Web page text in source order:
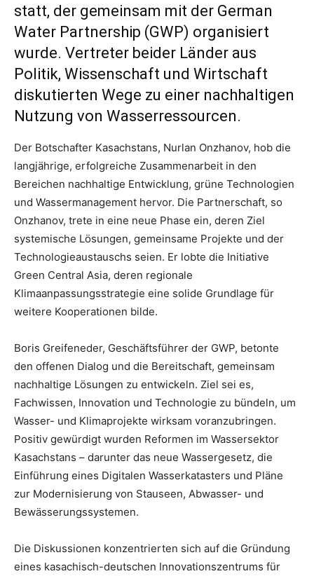
statt, der gemeinsam mit der German
Water Partnership (GWP) organisiert
wurde. Vertreter beider Länder aus
Politik, Wissenschaft und Wirtschaft
diskutierten Wege zu einer nachhaltigen
Nutzung von Wasserressourcen.
Der Botschafter Kasachstans, Nurlan Onzhanov, hob die
langjährige, erfolgreiche Zusammenarbeit in den
Bereichen nachhaltige Entwicklung, grüne Technologien
und Wassermanagement hervor. Die Partnerschaft, so
Onzhanov, trete in eine neue Phase ein, deren Ziel
systemische Lösungen, gemeinsame Projekte und der
Technologieaustauschs seien. Er lobte die Initiative
Green Central Asia, deren regionale
Klimaanpassungsstrategie eine solide Grundlage für
weitere Kooperationen bilde.
Boris Greifeneder, Geschäftsführer der GWP, betonte
den offenen Dialog und die Bereitschaft, gemeinsam
nachhaltige Lösungen zu entwickeln. Ziel sei es,
Fachwissen, Innovation und Technologie zu bündeln, um
Wasser- und Klimaprojekte wirksam voranzubringen.
Positiv gewürdigt wurden Reformen im Wassersektor
Kasachstans – darunter das neue Wassergesetz, die
Einführung eines Digitalen Wasserkatasters und Pläne
zur Modernisierung von Stauseen, Abwasser- und
Bewässerungssystemen.
Die Diskussionen konzentrierten sich auf die Gründung
eines kasachisch-deutschen Innovationszentrums für